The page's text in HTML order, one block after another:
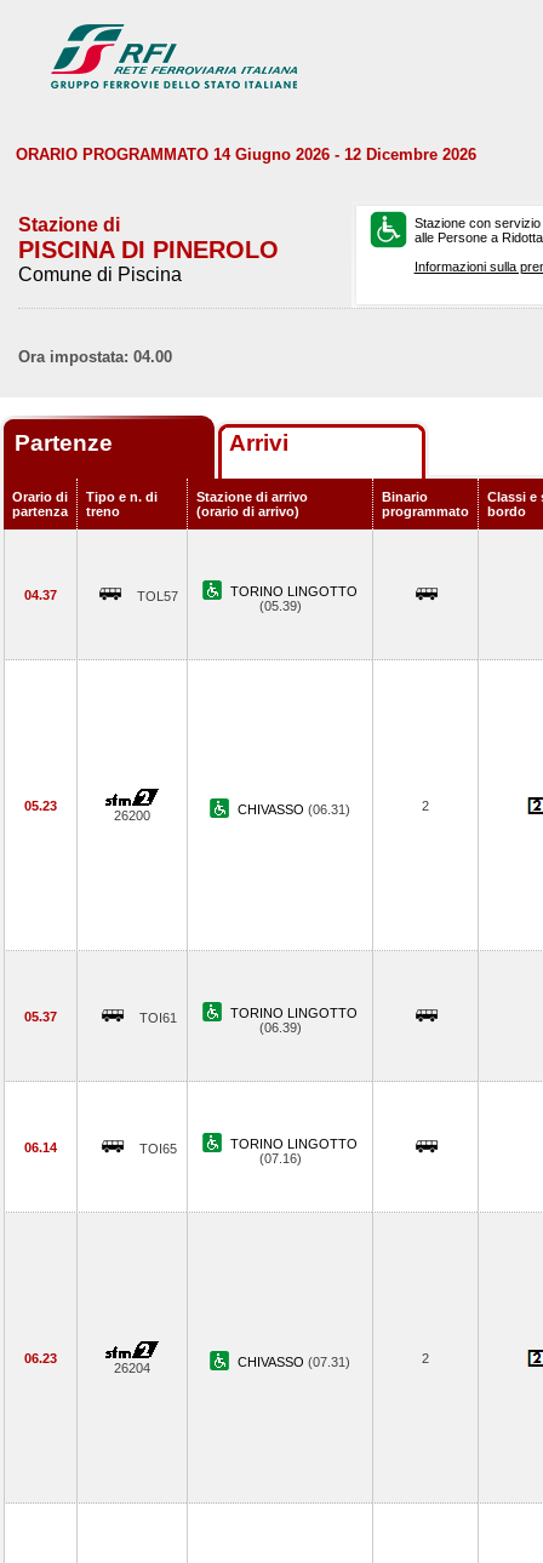
ORARIO PROGRAMMATO 14 Giugno 2026 - 12 Dicembre 2026
Stazione di
PISCINA DI PINEROLO
Comune di Piscina
Stazione con
alle Persone a
Informazioni sulla
Ora impostata: 04.00
Partenze Arrivi
Orario di
partenza
Tipo e n. di
treno
Stazione di arrivo
(orario di arrivo)
Binario
programmato
Classi e
bordo
04.37 TOL57
TORINO LINGOTTO
(05.39)
05.23
26200 CHIVASSO (06.31) 2
05.37 TOI61
TORINO LINGOTTO
(06.39)
06.14 TOI65
TORINO LINGOTTO
(07.16)
06.23
26204 CHIVASSO (07.31) 2